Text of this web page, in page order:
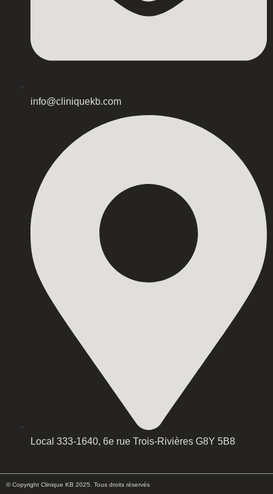
info@cliniquekb.com
Local 333-1640, 6e rue Trois-Rivières G8Y 5B8
© Copyright Clinique KB 2025. Tous droits réservés